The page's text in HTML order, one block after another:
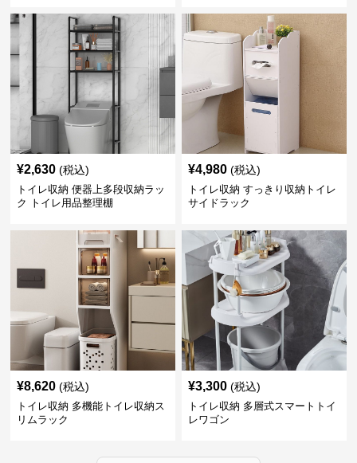
¥2,630 (税込)
トイレ収納 便器上多段収納ラッ
ク トイレ用品整理棚
¥4,980 (税込)
トイレ収納 すっきり収納トイレ
サイドラック
¥8,620 (税込)
トイレ収納 多機能トイレ収納ス
リムラック
¥3,300 (税込)
トイレ収納 多層式スマートトイ
レワゴン